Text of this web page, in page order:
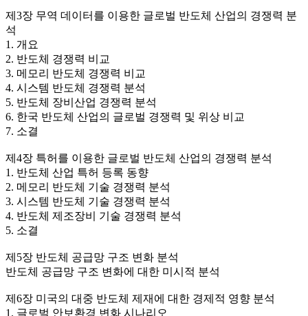
제3장 무역 데이터를 이용한 글로벌 반도체 산업의 경쟁력 분
석
1. 개요
2. 반도체 경쟁력 비교
3. 메모리 반도체 경쟁력 비교
4. 시스템 반도체 경쟁력 분석
5. 반도체 장비산업 경쟁력 분석
6. 한국 반도체 산업의 글로벌 경쟁력 및 위상 비교
7. 소결
제4장 특허를 이용한 글로벌 반도체 산업의 경쟁력 분석
1. 반도체 산업 특허 등록 동향
2. 메모리 반도체 기술 경쟁력 분석
3. 시스템 반도체 기술 경쟁력 분석
4. 반도체 제조장비 기술 경쟁력 분석
5. 소결
제5장 반도체 공급망 구조 변화 분석
반도체 공급망 구조 변화에 대한 미시적 분석
제6장 미국의 대중 반도체 제재에 대한 경제적 영향 분석
1. 글로벌 안보환경 변화 시나리오